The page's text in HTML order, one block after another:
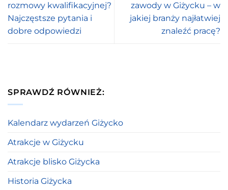
rozmowy kwalifikacyjnej?
Najczęstsze pytania i
dobre odpowiedzi
zawody w Giżycku – w
jakiej branży najłatwiej
znaleźć pracę?
SPRAWDŹ RÓWNIEŻ:
Kalendarz wydarzeń Giżycko
Atrakcje w Giżycku
Atrakcje blisko Giżycka
Historia Giżycka